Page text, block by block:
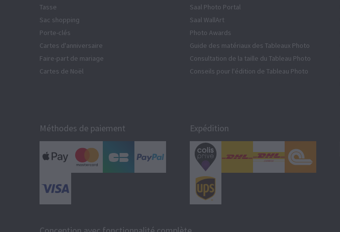
Tasse
Sac shopping
Porte-clés
Cartes d'anniversaire
Faire-part de mariage
Cartes de Noël
Saal Photo Portal
Saal WallArt
Photo Awards
Guide des matériaux des Tableaux Photo
Consultation de la taille du Tableau Photo
Conseils pour l'édition de Tableau Photo
Méthodes de paiement Expédition